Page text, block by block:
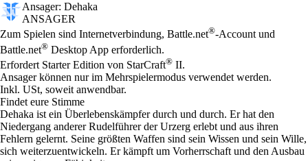
Ansager: Dehaka
ANSAGER
Preis
Available actions
Zum Spielen sind Internetverbindung, Battle.net®-Account und
Battle.net® Desktop App erforderlich.
Erfordert Starter Edition von StarCraft® II.
Ansager können nur im Mehrspielermodus verwendet werden.
Inkl. USt, soweit anwendbar.
Findet eure Stimme
Dehaka ist ein Überlebenskämpfer durch und durch. Er hat den
Niedergang anderer Rudelführer der Urzerg erlebt und aus ihren
Fehlern gelernt. Seine größten Waffen sind sein Wissen und sein Wille,
sich weiterzuentwickeln. Er kämpft um Vorherrschaft und den Ausbau